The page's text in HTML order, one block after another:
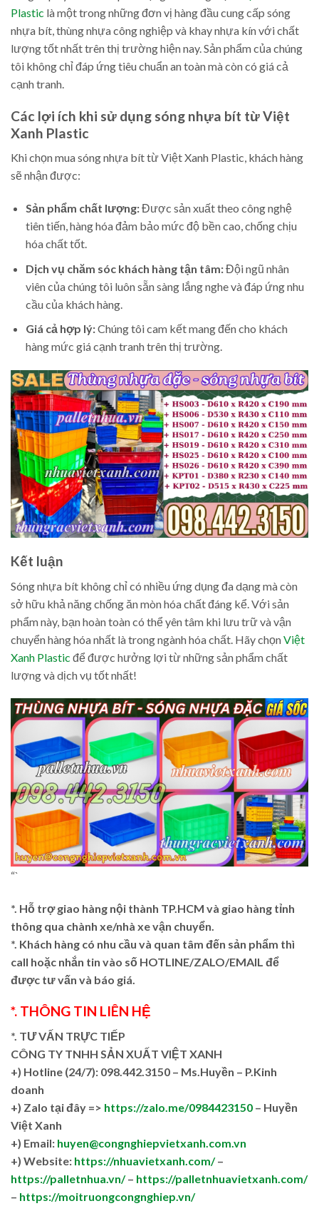
Plastic là một trong những đơn vị hàng đầu cung cấp sóng
nhựa bít, thùng nhựa công nghiệp và khay nhựa kín với chất
lượng tốt nhất trên thị trường hiện nay. Sản phẩm của chúng
tôi không chỉ đáp ứng tiêu chuẩn an toàn mà còn có giá cả
cạnh tranh.
Các lợi ích khi sử dụng sóng nhựa bít từ Việt
Xanh Plastic
Khi chọn mua sóng nhựa bít từ Việt Xanh Plastic, khách hàng
sẽ nhận được:
Sản phẩm chất lượng:Được sản xuất theo công nghệ
tiên tiến, hàng hóa đảm bảo mức độ bền cao, chống chịu
hóa chất tốt.
Dịch vụ chăm sóc khách hàng tận tâm:Đội ngũ nhân
viên của chúng tôi luôn sẵn sàng lắng nghe và đáp ứng nhu
cầu của khách hàng.
Giá cả hợp lý:Chúng tôi cam kết mang đến cho khách
hàng mức giá cạnh tranh trên thị trường.
Kết luận
Sóng nhựa bít không chỉ có nhiều ứng dụng đa dạng mà còn
sở hữu khả năng chống ăn mòn hóa chất đáng kể. Với sản
phẩm này, bạn hoàn toàn có thể yên tâm khi lưu trữ và vận
chuyển hàng hóa nhất là trong ngành hóa chất. Hãy chọnViệt
Xanh Plastic để được hưởng lợi từ những sản phẩm chất
lượng và dịch vụ tốt nhất!
“`
*. Hỗ trợ giao hàng nội thành TP.HCM và giao hàng tỉnh
thông qua chành xe/nhà xe vận chuyển.
*. Khách hàng có nhu cầu và quan tâm đến sản phẩm thì
call hoặc nhắn tin vào số HOTLINE/ZALO/EMAIL để
được tư vấn và báo giá.
*. THÔNG TIN LIÊN HỆ
*. TƯ VẤN TRỰC TIẾP
CÔNG TY TNHH SẢN XUẤT VIỆT XANH
+) Hotline (24/7): 098.442.3150 – Ms.Huyền – P.Kinh
doanh
+) Zalo tại đây => https://zalo.me/0984423150 – Huyền
Việt Xanh
+) Email: huyen@congnghiepvietxanh.com.vn
+) Website: https://nhuavietxanh.com/–
https://palletnhua.vn/– https://palletnhuavietxanh.com/
– https://moitruongcongnghiep.vn/